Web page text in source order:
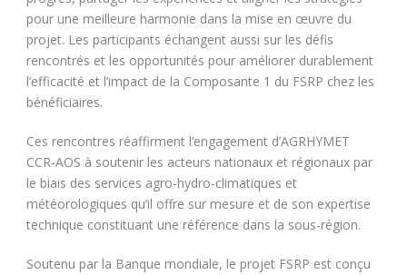
pour une meilleure harmonie dans la mise en œuvre du
projet. Les participants échangent aussi sur les défis
rencontrés et les opportunités pour améliorer durablement
l’efficacité et l’impact de la Composante 1 du FSRP chez les
bénéficiaires.
Ces rencontres réaffirment l’engagement d’AGRHYMET
CCR-AOS à soutenir les acteurs nationaux et régionaux par
le biais des services agro-hydro-climatiques et
météorologiques qu’il offre sur mesure et de son expertise
technique constituant une référence dans la sous-région.
Soutenu par la Banque mondiale, le projet FSRP est conçu